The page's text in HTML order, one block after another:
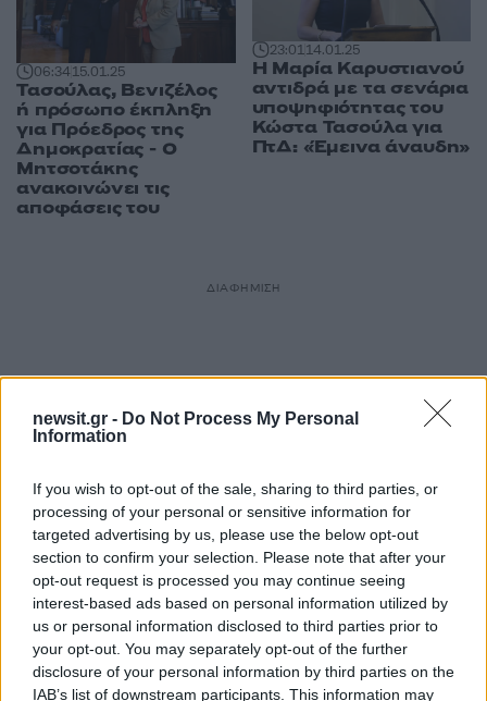
newsit.gr - Do Not Process My Personal
Information
If you wish to opt-out of the sale, sharing to third parties, or
processing of your personal or sensitive information for
targeted advertising by us, please use the below opt-out
section to confirm your selection. Please note that after your
opt-out request is processed you may continue seeing
interest-based ads based on personal information utilized by
us or personal information disclosed to third parties prior to
your opt-out. You may separately opt-out of the further
disclosure of your personal information by third parties on the
IAB’s list of downstream participants. This information may
06:3415.01.25
Τασούλας, Βενιζέλος
ή πρόσωπο έκπληξη
για Πρόεδρος της
Δημοκρατίας - Ο
Μητσοτάκης
ανακοινώνει τις
αποφάσεις του
23:0114.01.25
Η Μαρία Καρυστιανού
αντιδρά με τα σενάρια
υποψηφιότητας του
Κώστα Τασούλα για
ΠτΔ: «Έμεινα άναυδη»
ΔΙΑΦΗΜΙΣΗ